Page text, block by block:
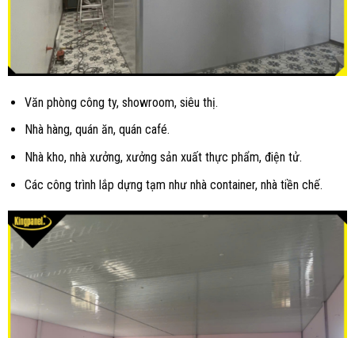
Văn phòng công ty, showroom, siêu thị.
Nhà hàng, quán ăn, quán café.
Nhà kho, nhà xưởng, xưởng sản xuất thực phẩm, điện tử.
Các công trình lắp dựng tạm như nhà container, nhà tiền chế.